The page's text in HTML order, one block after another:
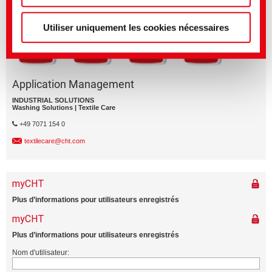
Utiliser uniquement les cookies nécessaires
Application Management
INDUSTRIAL SOLUTIONS
Washing Solutions | Textile Care
+49 7071 154 0
textilecare@cht.com